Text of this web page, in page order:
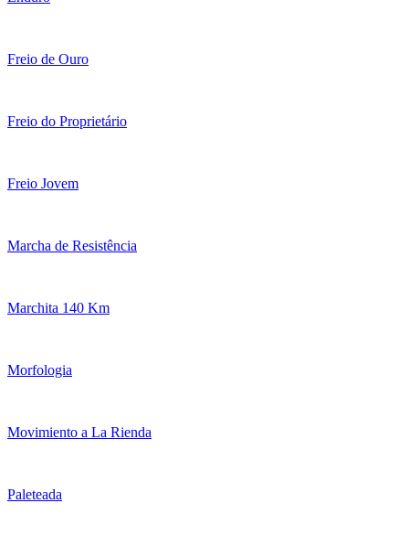
Freio de Ouro
Freio do Proprietário
Freio Jovem
Marcha de Resistência
Marchita 140 Km
Morfologia
Movimiento a La Rienda
Paleteada